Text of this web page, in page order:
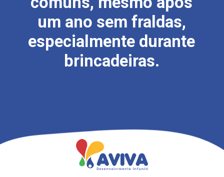
um ano sem fraldas,
especialmente durante
brincadeiras.